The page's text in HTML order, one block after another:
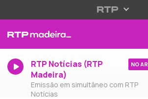
RTP Notícias (RTP
Madeira)
Emissão em simultâneo com RTP
Notícias
NO AR